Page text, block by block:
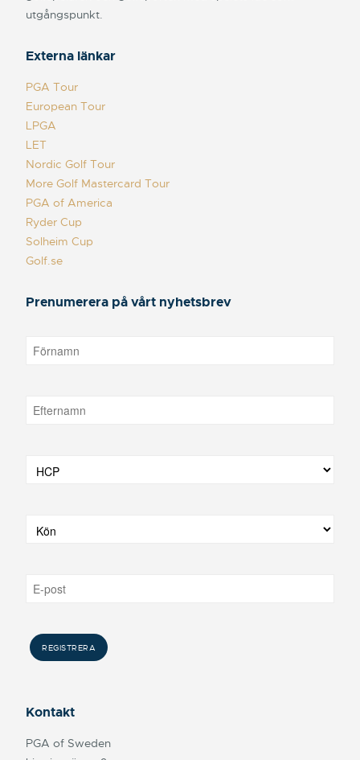
utgångspunkt.
Externa länkar
PGA Tour
European Tour
LPGA
LET
Nordic Golf Tour
More Golf Mastercard Tour
PGA of America
Ryder Cup
Solheim Cup
Golf.se
Prenumerera på vårt nyhetsbrev
Kontakt
PGA of Sweden